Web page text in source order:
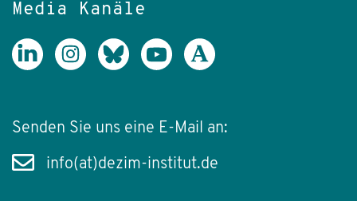
Media Kanäle
Senden Sie uns eine E-Mail an:
info(at)dezim-institut.de